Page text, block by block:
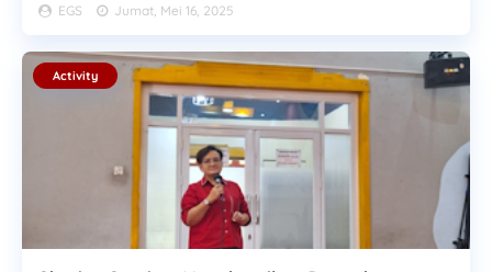
EGS Jumat, Mei 16, 2025
Activity